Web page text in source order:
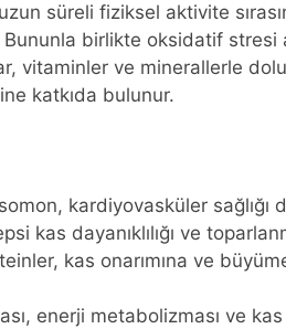
süreli fiziksel aktivite
Bununla birlikte oksidatif stresi
vitaminler ve minerallerle
katkıda bulunur.
kardiyovasküler sağlığı
kas dayanıklılığı ve
kas onarımına ve
enerji metabolizması ve